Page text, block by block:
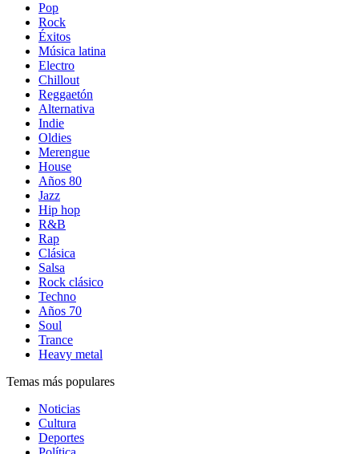
Pop
Rock
Éxitos
Música latina
Electro
Chillout
Reggaetón
Alternativa
Indie
Oldies
Merengue
House
Años 80
Jazz
Hip hop
R&B
Rap
Clásica
Salsa
Rock clásico
Techno
Años 70
Soul
Trance
Heavy metal
Temas más populares
Noticias
Cultura
Deportes